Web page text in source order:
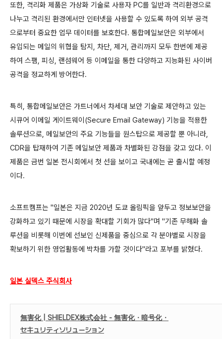
또한, 격리화 제품은 가상화 기술로 사용자 PC를 일반과 격리환경으로
나누고 격리된 환경에서만 인터넷을 사용할 수 있도록 하여 외부 공격
으로부터 중요한 업무 데이터를 보호한다. 통합메일보안은 외부에서
유입되는 메일의 위협을 탐지, 차단, 제거, 관리까지 모두 한번에 제공
하여 스팸, 피싱, 랜섬웨어 등 이메일을 통한 다양하고 지능화된 사이버
공격을 정교하게 방어한다.
특히, 통합메일보안은 가트너에서 차세대 보안 기술로 제안하고 있는
시큐어 이메일 게이트웨이(Secure Email Gateway) 기능을 적용한
솔루션으로, 메일보안의 주요 기능들을 원스탑으로 제공할 뿐 아니라,
CDR을 탑재하여 기존 메일보안 제품과 차별화된 강점을 갖고 있다. 이
제품은 금번 일본 전시회에서 첫 선을 보이고 국내에는 곧 출시할 예정
이다.
소프트캠프는 "일본은 지금 2020년 도쿄 올림픽을 앞두고 정보보안을
강화하고 있기 때문에 시장을 확대할 기회가 많다"며 "기존 무해화 솔
루션을 비롯해 이번에 선보인 신제품을 중심으로 각 분야별로 시장을
확보하기 위한 영업활동에 박차를 가할 것이다"라고 포부를 밝혔다.
일본 실덱스 주식회사
無害化 | SHIELDEX株式会社 - 無害化・暗号化・
セキュリティソリューション